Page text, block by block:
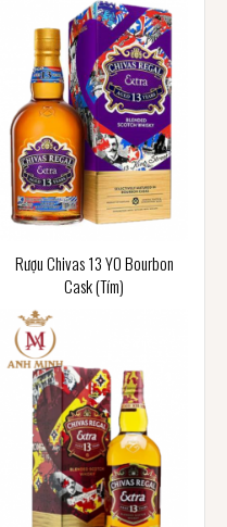
Rượu Chivas 13 YO Bourbon
Cask (Tím)